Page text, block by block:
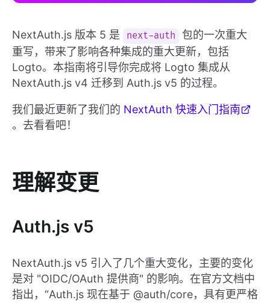
NextAuth.js 版本 5 是 next-auth
包的一次重大
重写，带来了影响各种集成的重大更新，包括
Logto。本指南将引导你完成将 Logto 集成从
NextAuth.js v4 迁移到 Auth.js v5 的过程。
我们最近更新了我们的 NextAuth 快速入门指南
。去看看吧！
理解变更
Auth.js v5
NextAuth.js v5 引入了几个重大变化，主要的变化
是对 "OIDC/OAuth 提供商" 的影响。在官方文档中
指出，“Auth.js 现在基于 @auth/core，具有更严格